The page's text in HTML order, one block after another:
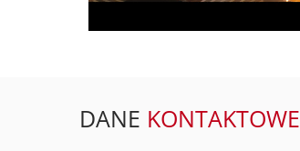
DANE KONTAKTOWE